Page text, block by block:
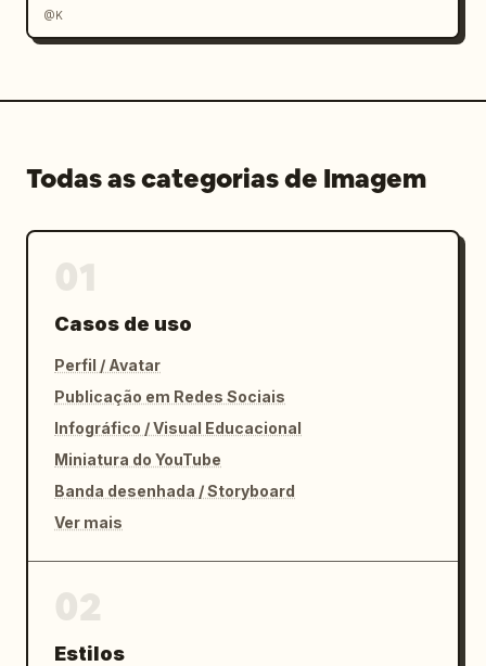
@K
Todas as categorias de Imagem
Casos de uso
Perfil / Avatar
Publicação em Redes Sociais
Infográfico / Visual Educacional
Miniatura do YouTube
Banda desenhada / Storyboard
Ver mais
Estilos